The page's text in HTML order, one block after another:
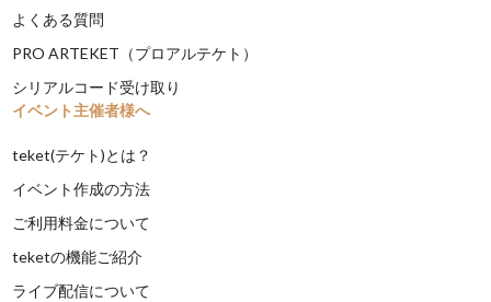
よくある質問
PRO ARTEKET（プロアルテケト）
シリアルコード受け取り
イベント主催者様へ
teket(テケト)とは？
イベント作成の方法
ご利用料金について
teketの機能ご紹介
ライブ配信について